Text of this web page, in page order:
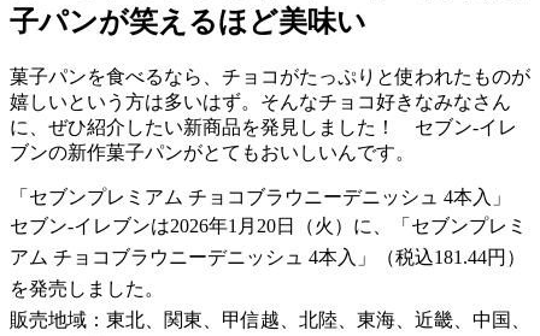
子パンが笑えるほど美味い
菓子パンを食べるなら、チョコがたっぷりと使われたものが
嬉しいという方は多いはず。そんなチョコ好きなみなさん
に、ぜひ紹介したい新商品を発見しました！ セブン-イレ
ブンの新作菓子パンがとてもおいしいんです。
「セブンプレミアム チョコブラウニーデニッシュ 4本入」
セブン-イレブンは2026年1月20日（火）に、「セブンプレミ
アム チョコブラウニーデニッシュ 4本入」（税込181.44円）
を発売しました。
販売地域：東北、関東、甲信越、北陸、東海、近畿、中国、